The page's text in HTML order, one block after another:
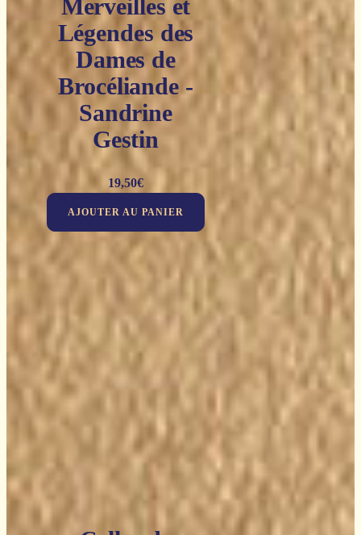
Merveilles et
Légendes des
Dames de
Brocéliande -
Sandrine
Gestin
19,50€
AJOUTER AU PANIER